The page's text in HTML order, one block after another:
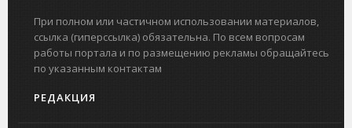
При полном или частичном использовании материалов,
ссылка (гиперссылка) обязательна. По всем вопросам
работы портала и по размещению рекламы обращайтесь
по указанным контактам
РЕДАКЦИЯ